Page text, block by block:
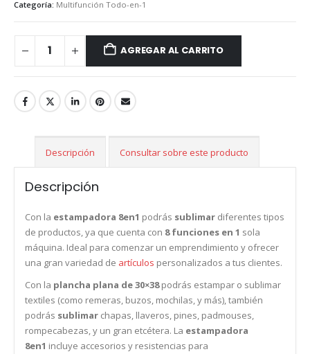
Categoría: Multifunción Todo-en-1
AGREGAR AL CARRITO
Descripción Consultar sobre este producto
Descripción
Con la estampadora 8en1 podrás sublimar diferentes tipos
de productos, ya que cuenta con 8 funciones en 1 sola
máquina. Ideal para comenzar un emprendimiento y ofrecer
una gran variedad de artículos personalizados a tus clientes.
Con la plancha plana de 30×38podrás estampar o sublimar
textiles (como remeras, buzos, mochilas, y más), también
podrás sublimar chapas, llaveros, pines, padmouses,
rompecabezas, y un gran etcétera. La estampadora
8en1 incluye accesorios y resistencias para